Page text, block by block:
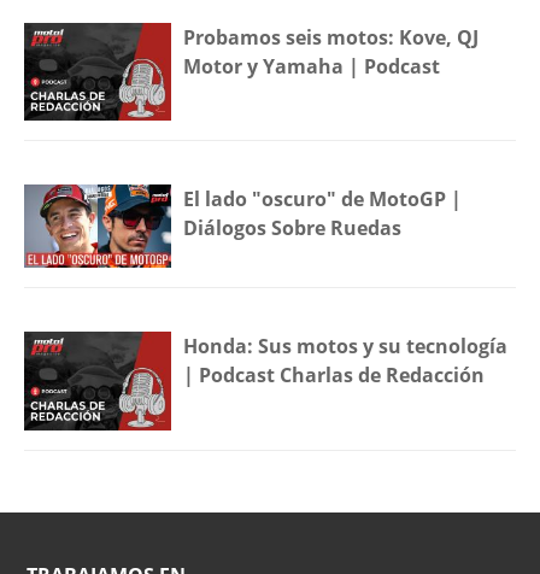
Probamos seis motos: Kove, QJ
Motor y Yamaha | Podcast
El lado "oscuro" de MotoGP |
Diálogos Sobre Ruedas
Honda: Sus motos y su tecnología
| Podcast Charlas de Redacción